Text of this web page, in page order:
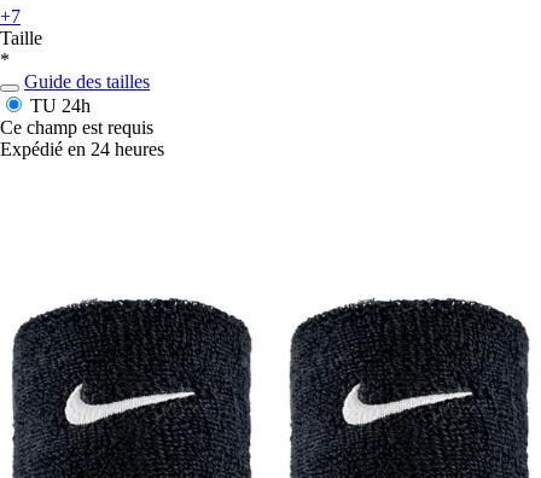
+7
Taille
*
Guide des tailles
TU 24h
Ce champ est requis
Expédié en 24 heures